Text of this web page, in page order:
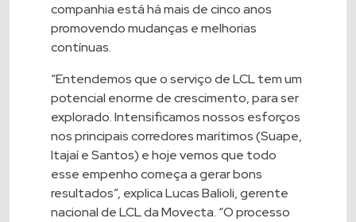
companhia está há mais de cinco anos
promovendo mudanças e melhorias
contínuas.
“Entendemos que o serviço de LCL tem um
potencial enorme de crescimento, para ser
explorado. Intensificamos nossos esforços
nos principais corredores marítimos (Suape,
Itajaí e Santos) e hoje vemos que todo
esse empenho começa a gerar bons
resultados”, explica Lucas Balioli, gerente
nacional de LCL da Movecta. “O processo